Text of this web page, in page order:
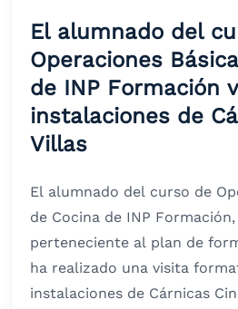
El alumnado del
Operaciones
de INP Formación
instalaciones de
Villas
El alumnado del curso de
de Cocina de INP
perteneciente al plan de
ha realizado una visita
instalaciones de Cárnicas